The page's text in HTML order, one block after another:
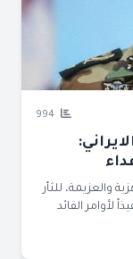
والعزيمة، للثأر
لأوامر القائد